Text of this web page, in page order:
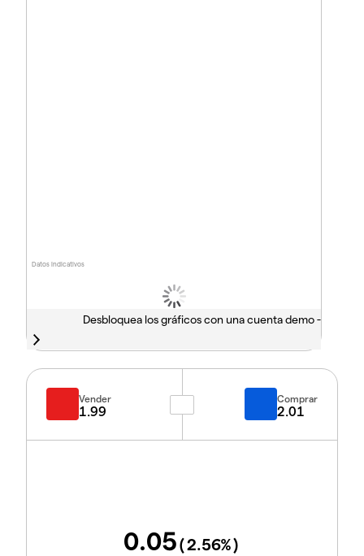
Datos indicativos
Desbloquea los gráficos con una cuenta demo -
Vender
1.99
Comprar
2.01
0.05(2.56%)